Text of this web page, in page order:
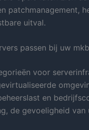
patchmanagement,
uitval.
passen bij uw
voor
en
de gevoeligheid